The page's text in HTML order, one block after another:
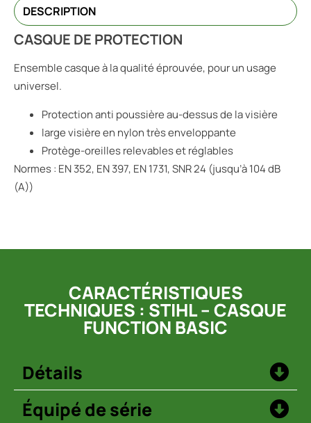
DESCRIPTION
CASQUE DE PROTECTION
Ensemble casque à la qualité éprouvée, pour un usage
universel.
Protection anti poussière au-dessus de la visière
large visière en nylon très enveloppante
Protège-oreilles relevables et réglables
Normes : EN 352, EN 397, EN 1731, SNR 24 (jusqu’à 104 dB
(A))
CARACTÉRISTIQUES
TECHNIQUES : STIHL – CASQUE
FUNCTION BASIC
Détails
Équipé de série